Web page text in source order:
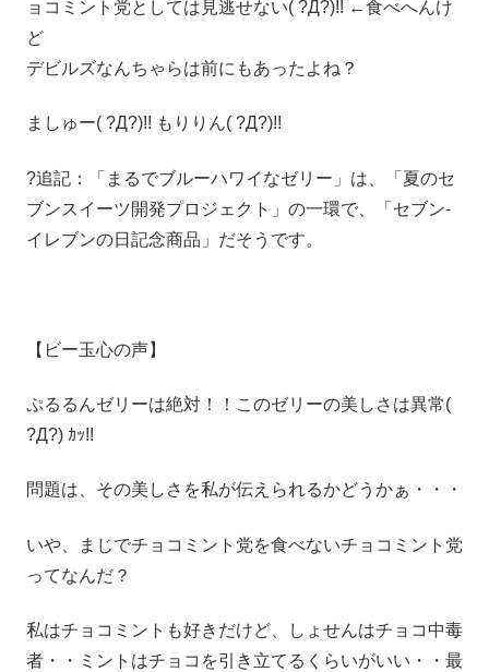
ョコミント党としては見逃せない( ?Д?)!! ←食べへんけ
ど
デビルズなんちゃらは前にもあったよね？
ましゅー( ?Д?)!! もりりん( ?Д?)!!
?追記：「まるでブルーハワイなゼリー」は、「夏のセ
ブンスイーツ開発プロジェクト」の一環で、「セブン‐
イレブンの日記念商品」だそうです。
【ビー玉心の声】
ぷるるんゼリーは絶対！！このゼリーの美しさは異常(
?Д?) ｶｯ!!
問題は、その美しさを私が伝えられるかどうかぁ・・・
いや、まじでチョコミント党を食べないチョコミント党
ってなんだ？
私はチョコミントも好きだけど、しょせんはチョコ中毒
者・・ミントはチョコを引き立てるくらいがいい・・最